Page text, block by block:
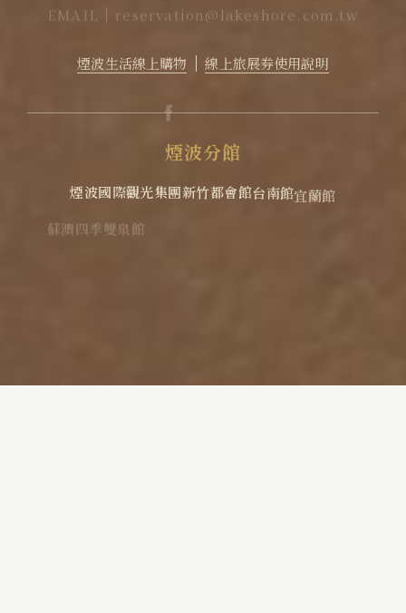
官方LINE｜點擊加入LINE煙波小幫手
煙波生活線上購物
線上旅展券使用說明
煙波分館
煙波國際觀光集團新竹都會館台南館宜蘭館
蘇澳四季雙泉館